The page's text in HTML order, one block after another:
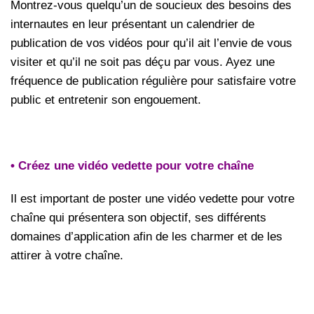
Montrez-vous quelqu’un de soucieux des besoins des
internautes en leur présentant un calendrier de
publication de vos vidéos pour qu’il ait l’envie de vous
visiter et qu’il ne soit pas déçu par vous. Ayez une
fréquence de publication régulière pour satisfaire votre
public et entretenir son engouement.
• Créez une vidéo vedette pour votre chaîne
Il est important de poster une vidéo vedette pour votre
chaîne qui présentera son objectif, ses différents
domaines d’application afin de les charmer et de les
attirer à votre chaîne.